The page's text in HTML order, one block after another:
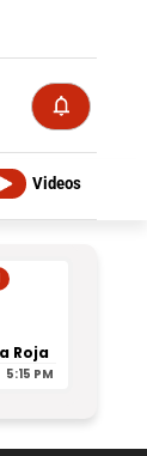
Videos
Roja
5:15 PM